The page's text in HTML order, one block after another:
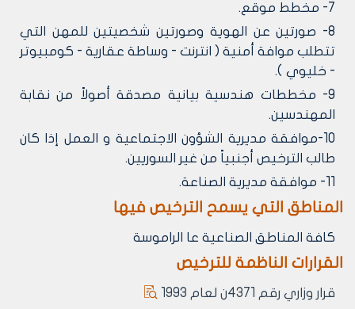
7- مخطط موقع.
8- صورتين عن الهوية وصورتين شخصيتين للمهن التي
تتطلب موافة أمنية ( انترنت - وساطة عقارية - كومبيوتر
- خليوي ).
9- مخططات هندسية بيانية مصدقة أصولاً من نقابة
المهندسين.
10-موافقة مديرية الشؤون الاجتماعية و العمل إذا كان
طالب الترخيص أجنبياً من غير السوريين.
11- موافقة مديرية الصناعة.
المناطق التي يسمح الترخيص فيها
كافة المناطق الصناعية عا الراموسة
القرارات الناظمة للترخيص
قرار وزاري رقم 4371ن لعام 1993